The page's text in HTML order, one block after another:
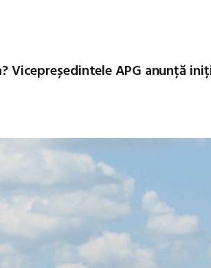
Vicepreședintele APG anunță